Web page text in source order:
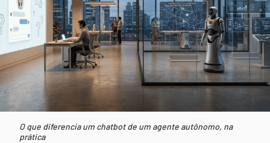
O que diferencia um chatbot de um agente autônomo, na
prática